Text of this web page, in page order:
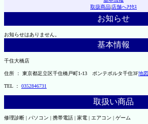
取扱商品|店舗へｱｸｾｽ
お知らせ
お知らせはありません。
基本情報
千住大橋店
住所 ： 東京都足立区千住橋戸町1-13 ポンテポルタ千住3F地図
TEL ： 0352846731
取扱い商品
修理診断 | パソコン | 携帯電話 | 家電 | エアコン | ゲーム